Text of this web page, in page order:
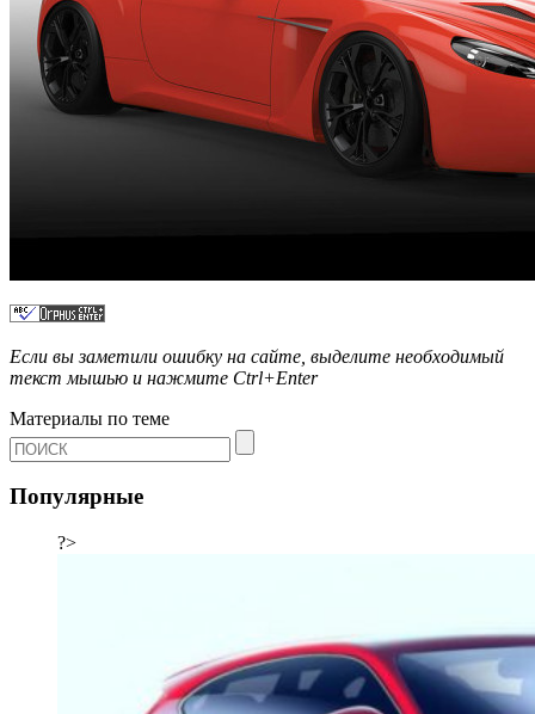
Если вы заметили ошибку на сайте, выделите необходимый
текст мышью и нажмите Ctrl+Enter
Материалы по теме
Популярные
?>